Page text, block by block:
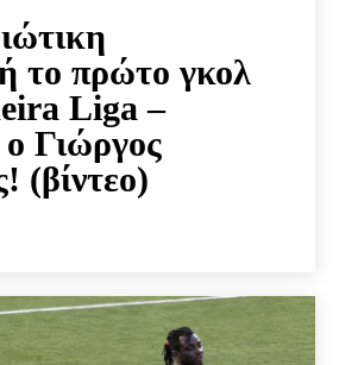
το πρώτο γκολ
Liga –
Γιώργος
(βίντεο)